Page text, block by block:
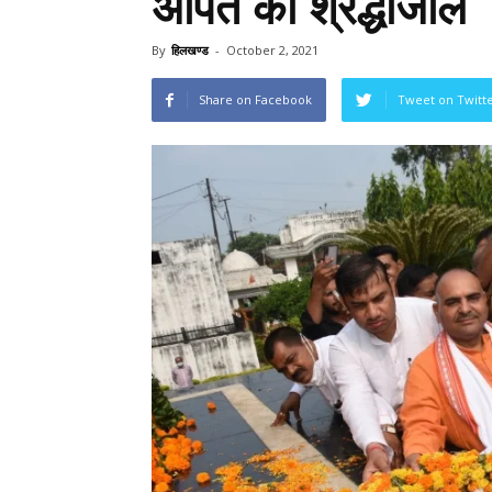
By हिलखण्ड - October 2, 2021
Share on Facebook Tweet on